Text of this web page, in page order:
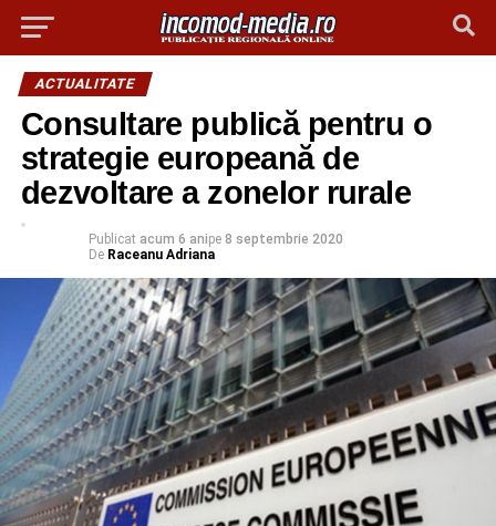
ACTUALITATE
Consultare publică pentru o
strategie europeană de
dezvoltare a zonelor rurale
Publicat acum 6 anipe 8 septembrie 2020
De Raceanu Adriana